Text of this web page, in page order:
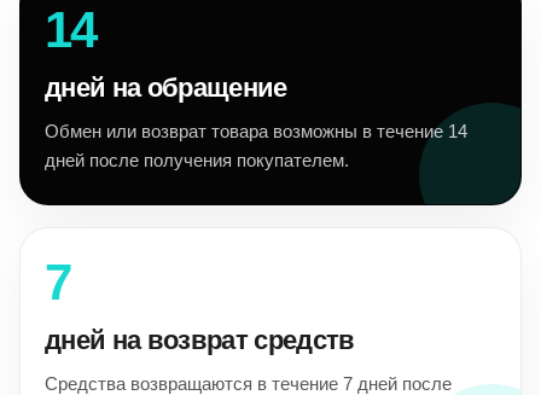
14
дней на обращение
Обмен или возврат товара возможны в течение 14
дней после получения покупателем.
7
дней на возврат средств
Средства возвращаются в течение 7 дней после